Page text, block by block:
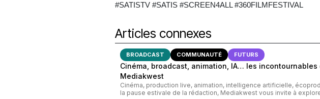
#SATISTV #SATIS #SCREEN4ALL #360FILMFESTIVAL
Articles connexes
BROADCAST COMMUNAUTÉ FUTURS
Cinéma, broadcast, animation, IA… les incontournables
Mediakwest
Cinéma, production live, animation, intelligence artificielle,
la pause estivale de la rédaction, Mediakwest vous invite à